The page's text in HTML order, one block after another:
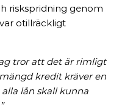
riskspridning genom
otillräckligt
tror att det är rimligt
kredit kräver en
lån skall kunna